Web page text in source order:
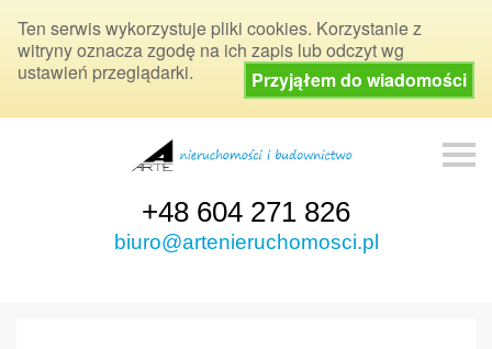
Ten serwis wykorzystuje pliki cookies. Korzystanie z
witryny oznacza zgodę na ich zapis lub odczyt wg
ustawień przeglądarki.
Przyjąłem do wiadomości
S
k
+48 604 271 826
biuro@artenieruchomosci.pl